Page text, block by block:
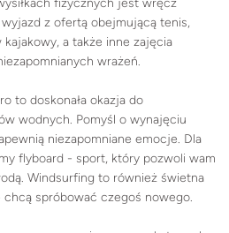
z ofertą obejmującą tenis,
a także inne zajęcia
wrażeń.
to doskonała okazja do
wodnych. Pomyśl o wynajęciu
niezapomniane emocje. Dla
flyboard - sport, który pozwoli wam
Windsurfing to również świetna
spróbować czegoś nowego.